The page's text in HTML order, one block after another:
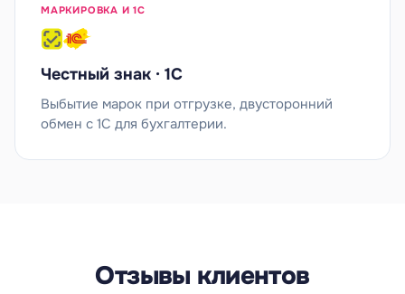
МАРКИРОВКА И 1С
Честный знак · 1С
Выбытие марок при отгрузке, двусторонний
обмен с 1С для бухгалтерии.
Отзывы клиентов